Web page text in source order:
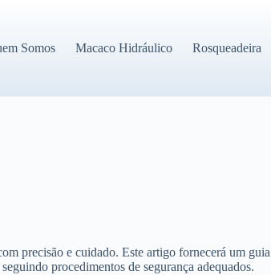
Somos Macaco Hidráulico Rosqueadeira
precisão e cuidado. Este artigo fornecerá um guia
procedimentos de segurança adequados.